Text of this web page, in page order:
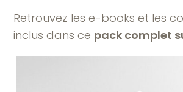
Retrouvez les e-books et les
inclus dans ce pack complet